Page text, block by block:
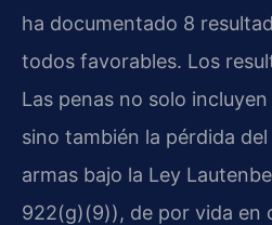
ha documentado 8
todos favorables. Los
Las penas no solo
sino también la pérdida
armas bajo la Ley
922(g)(9)), de por vida en